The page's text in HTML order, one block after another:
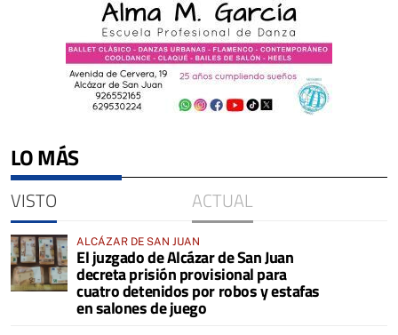
LO MÁS
VISTO ACTUAL
ALCÁZAR DE SAN JUAN
El juzgado de Alcázar de San Juan
decreta prisión provisional para
cuatro detenidos por robos y estafas
en salones de juego